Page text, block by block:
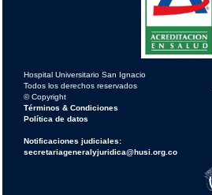
Hospital Universitario San Ignacio
Todos los derechos reservados
© Copyright
Términos & Condiciones
Política de datos
Notificaciones judiciales:
secretariageneralyjuridica@husi.org.co